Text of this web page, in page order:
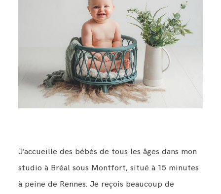
Infos
Contact
J’accueille des bébés de tous les âges dans mon
studio à Bréal sous Montfort, situé à 15 minutes
à peine de Rennes. Je reçois beaucoup de